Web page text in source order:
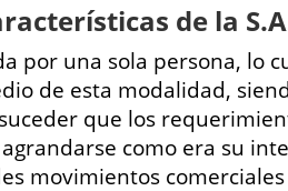
de la
por una sola persona, lo
de esta modalidad,
que los
agrandarse como era su
movimientos